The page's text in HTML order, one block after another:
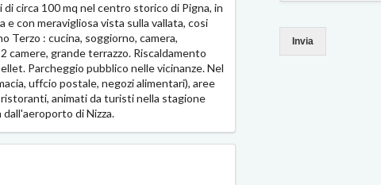
circa 100 mq nel centro storico di Pigna, in
con meravigliosa vista sulla vallata, cosi
Terzo : cucina, soggiorno, camera,
camere, grande terrazzo. Riscaldamento
Parcheggio pubblico nelle vicinanze. Nel
uffcio postale, negozi alimentari), aree
animati da turisti nella stagione
dall'aeroporto di Nizza.
Invia